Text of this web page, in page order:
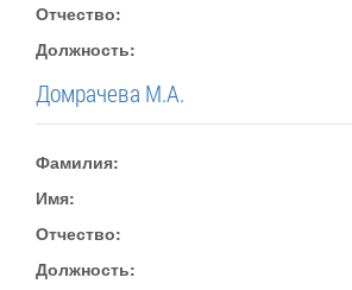
Отчество:
Должность:
Домрачева М.А.
Фамилия:
Имя:
Отчество:
Должность: